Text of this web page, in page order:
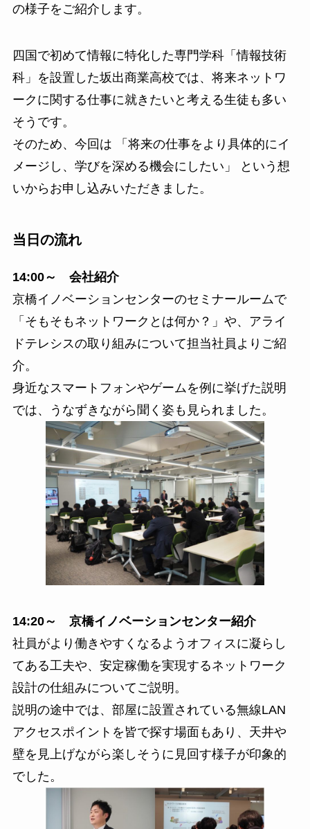
の様子をご紹介します。
四国で初めて情報に特化した専門学科「情報技術
科」を設置した坂出商業高校では、将来ネットワ
ークに関する仕事に就きたいと考える生徒も多い
そうです。
そのため、今回は 「将来の仕事をより具体的にイ
メージし、学びを深める機会にしたい」 という想
いからお申し込みいただきました。
当日の流れ
14:00～ 会社紹介
京橋イノベーションセンターのセミナールームで
「そもそもネットワークとは何か？」や、アライ
ドテレシスの取り組みについて担当社員よりご紹
介。
身近なスマートフォンやゲームを例に挙げた説明
では、うなずきながら聞く姿も見られました。
14:20～ 京橋イノベーションセンター紹介
社員がより働きやすくなるようオフィスに凝らし
てある工夫や、安定稼働を実現するネットワーク
設計の仕組みについてご説明。
説明の途中では、部屋に設置されている無線LAN
アクセスポイントを皆で探す場面もあり、天井や
壁を見上げながら楽しそうに見回す様子が印象的
でした。